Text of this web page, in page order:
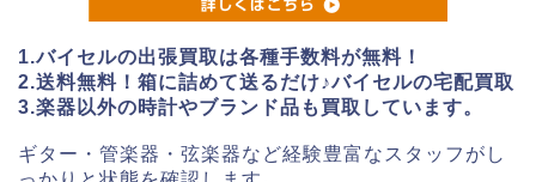
1.バイセルの出張買取は各種手数料が無料！
2.送料無料！箱に詰めて送るだけ♪バイセルの宅配買取
3.楽器以外の時計やブランド品も買取しています。
ギター・管楽器・弦楽器など経験豊富なスタッフがし